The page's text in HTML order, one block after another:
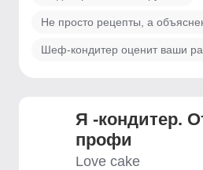
Не просто рецепты, а
Шеф-кондитер оценит ваши
Я -кондитер.
профи
Love cake